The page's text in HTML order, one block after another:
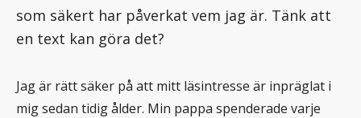
som säkert har påverkat vem jag är. Tänk att
en text kan göra det?
Jag är rätt säker på att mitt läsintresse är inpräglat i
mig sedan tidig ålder. Min pappa spenderade varje